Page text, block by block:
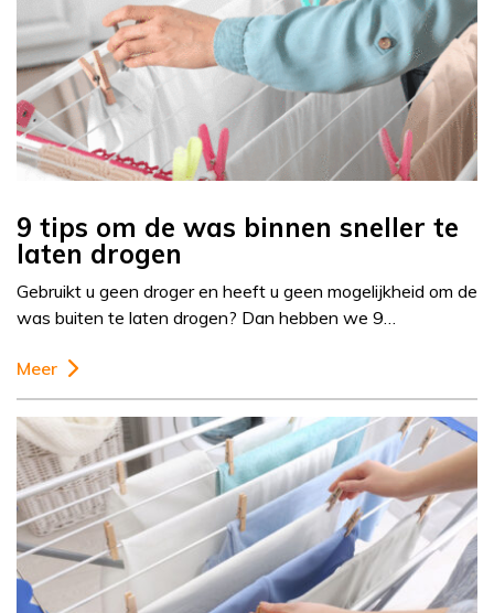
9 tips om de was binnen sneller te
laten drogen
Gebruikt u geen droger en heeft u geen mogelijkheid om de
was buiten te laten drogen? Dan hebben we 9…
Meer